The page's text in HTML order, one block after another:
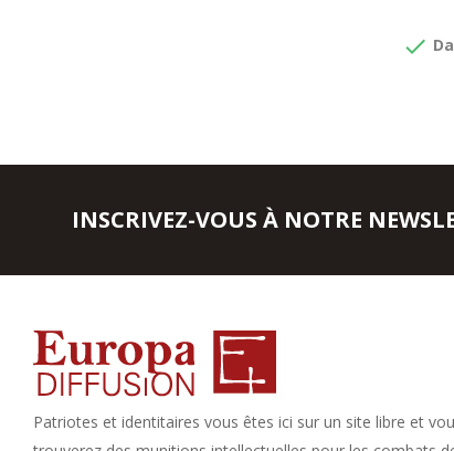
done
INSCRIVEZ-VOUS À NOTRE
Patriotes et identitaires vous êtes ici sur un site libre et